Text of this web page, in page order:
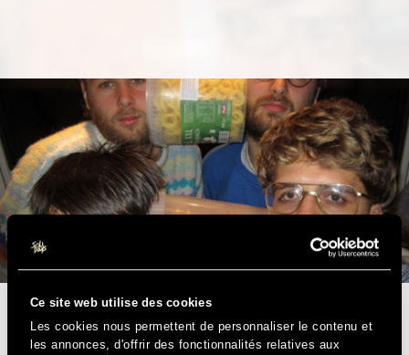
Ce site web utilise des cookies
Les cookies nous permettent de personnaliser le contenu et
les annonces, d'offrir des fonctionnalités relatives aux
TECHNO – FR